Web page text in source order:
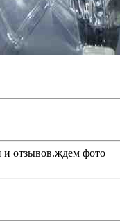
отзывов.ждем фото